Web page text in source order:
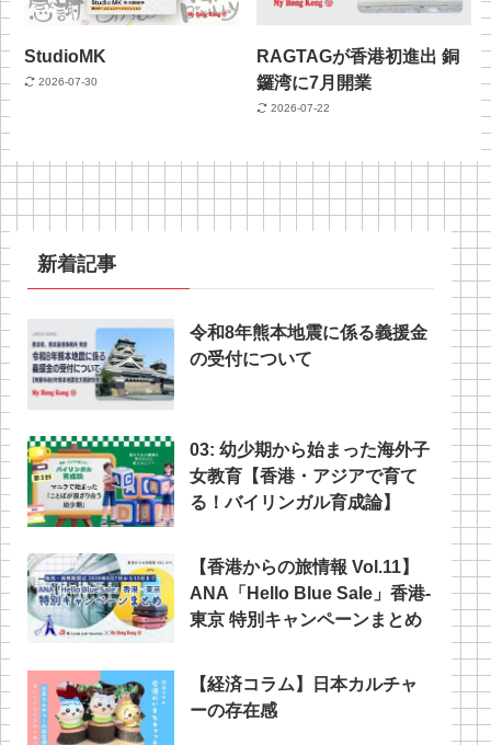
StudioMK
2026-07-30
RAGTAGが香港初進出 銅
鑼湾に7月開業
2026-07-22
新着記事
令和8年熊本地震に係る義援金
の受付について
03: 幼少期から始まった海外子
女教育【香港・アジアで育て
る！バイリンガル育成論】
【香港からの旅情報 Vol.11】
ANA「Hello Blue Sale」香港‐
東京 特別キャンペーンまとめ
【経済コラム】日本カルチャ
ーの存在感